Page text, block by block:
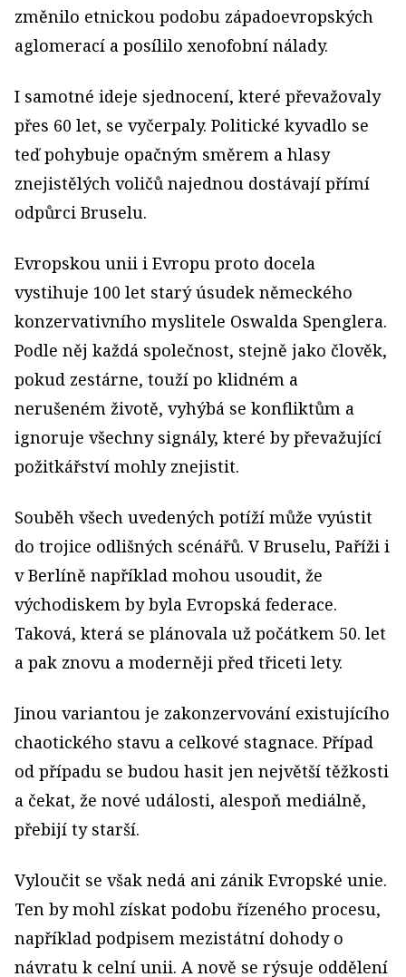
změnilo etnickou podobu západoevropských
aglomerací a posílilo xenofobní nálady.
I samotné ideje sjednocení, které převažovaly
přes 60 let, se vyčerpaly. Politické kyvadlo se
teď pohybuje opačným směrem a hlasy
znejistělých voličů najednou dostávají přímí
odpůrci Bruselu.
Evropskou unii i Evropu proto docela
vystihuje 100 let starý úsudek německého
konzervativního myslitele Oswalda Spenglera.
Podle něj každá společnost, stejně jako člověk,
pokud zestárne, touží po klidném a
nerušeném životě, vyhýbá se konfliktům a
ignoruje všechny signály, které by převažující
požitkářství mohly znejistit.
Souběh všech uvedených potíží může vyústit
do trojice odlišných scénářů. V Bruselu, Paříži i
v Berlíně například mohou usoudit, že
východiskem by byla Evropská federace.
Taková, která se plánovala už počátkem 50. let
a pak znovu a moderněji před třiceti lety.
Jinou variantou je zakonzervování existujícího
chaotického stavu a celkové stagnace. Případ
od případu se budou hasit jen největší těžkosti
a čekat, že nové události, alespoň mediálně,
přebijí ty starší.
Vyloučit se však nedá ani zánik Evropské unie.
Ten by mohl získat podobu řízeného procesu,
například podpisem mezistátní dohody o
návratu k celní unii. A nově se rýsuje oddělení